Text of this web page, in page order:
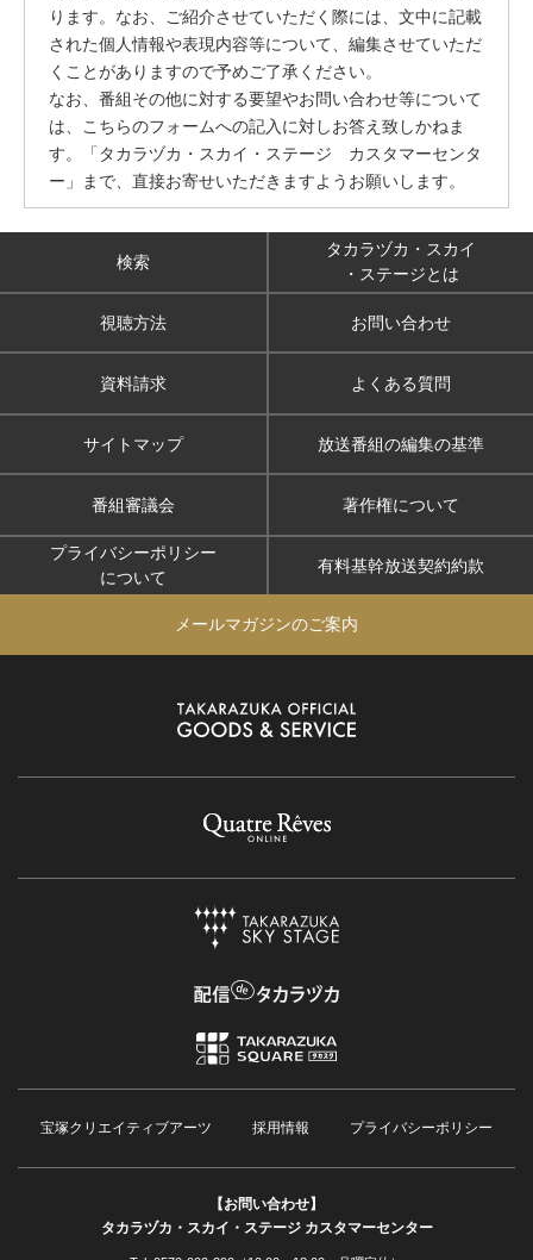
ります。なお、ご紹介させていただく際には、文中に記載
された個人情報や表現内容等について、編集させていただ
くことがありますので予めご了承ください。
なお、番組その他に対する要望やお問い合わせ等について
は、こちらのフォームへの記入に対しお答え致しかねま
す。「タカラヅカ・スカイ・ステージ カスタマーセンタ
ー」まで、直接お寄せいただきますようお願いします。
検索
タカラヅカ・スカイ
・ステージとは
視聴方法 お問い合わせ
資料請求 よくある質問
サイトマップ 放送番組の編集の基準
番組審議会 著作権について
プライバシーポリシー
について
有料基幹放送契約約款
メールマガジンのご案内
宝塚クリエイティブアーツ 採用情報 プライバシーポリシー
【お問い合わせ】
タカラヅカ・スカイ・ステージ カスタマーセンター